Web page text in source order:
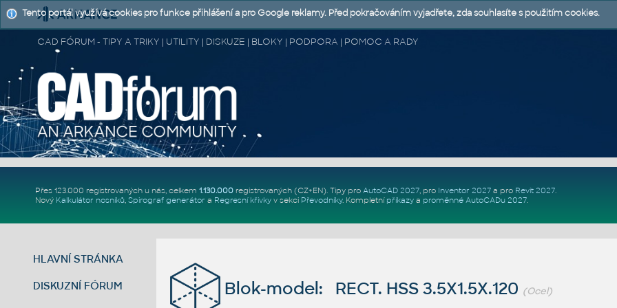
CAD FÓRUM - TIPY A TRIKY | UTILITY | DISKUZE | BLOKY | PODPORA | POMOC A RADY
Přes 123.000 registrovaných u nás, celkem 1.130.000registrovaných (CZ+EN). Tipy pro AutoCAD 2027, pro Inventor 2027a pro Revit 2027.
Nový Kalkulátor nosníků, Spirograf generátor a Regresní křivkyv sekci Převodníky. Kompletní příkazya proměnné AutoCADu 2027.
HLAVNÍ STRÁNKA
DISKUZNÍ FÓRUM Blok-model: RECT. HSS 3.5X1.5X.120 (Ocel)
Tento portál využívá cookies pro funkce přihlášení a pro Google reklamy. Před pokračováním vyjadřete, zda souhlasíte s použitím cookies.